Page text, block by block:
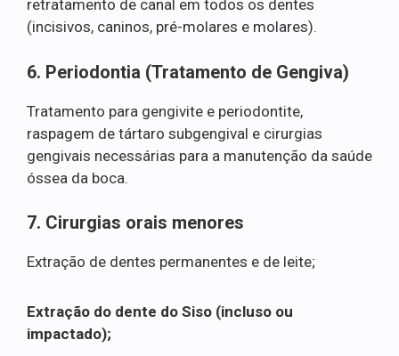
retratamento de canal em todos os dentes
(incisivos, caninos, pré-molares e molares).
6. Periodontia (Tratamento de Gengiva)
Tratamento para gengivite e periodontite,
raspagem de tártaro subgengival e cirurgias
gengivais necessárias para a manutenção da saúde
óssea da boca.
7. Cirurgias orais menores
Extração de dentes permanentes e de leite;
Extração do dente do Siso (incluso ou
impactado);